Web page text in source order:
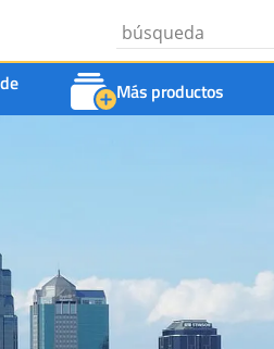
Más productos